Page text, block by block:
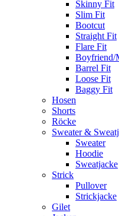
Skinny Fit
Slim Fit
Bootcut
Straight Fit
Flare Fit
Boyfriend/
Barrel Fit
Loose Fit
Baggy Fit
Hosen
Shorts
Röcke
Sweater &
Sweater
Hoodie
Sweatjacke
Strick
Pullover
Strickjacke
Gilet